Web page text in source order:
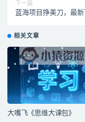
下一篇
蓝海项目挣美刀，最
相关文章
大嘴飞《思维大课包》